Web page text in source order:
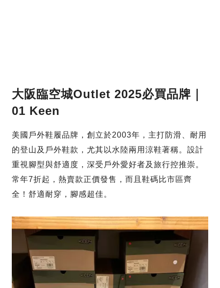
大阪臨空城Outlet 2025必買品牌｜
01 Keen
美國戶外鞋履品牌，創立於2003年，主打防滑、耐用
的登山及戶外鞋款，尤其以水陸兩用涼鞋著稱。設計
重視腳型與舒適度，深受戶外愛好者及旅行控推崇。
常年7折起，熱賣款正價發售，而且鞋碼比市區齊
全！舒適耐穿，腳感超佳。